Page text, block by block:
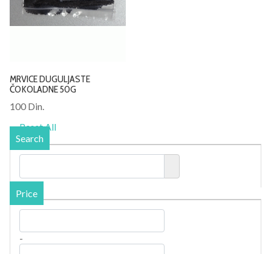
MRVICE DUGULJASTE
ČOKOLADNE 50G
100 Din.
Reset All
Search
Price
-